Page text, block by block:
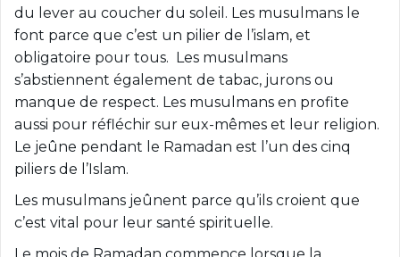
du lever au coucher du soleil. Les musulmans le
font parce que c’est un pilier de l’islam, et
obligatoire pour tous. Les musulmans
s’abstiennent également de tabac, jurons ou
manque de respect. Les musulmans en profite
aussi pour réfléchir sur eux-mêmes et leur religion.
Le jeûne pendant le Ramadan est l’un des cinq
piliers de l’Islam.
Les musulmans jeûnent parce qu’ils croient que
c’est vital pour leur santé spirituelle.